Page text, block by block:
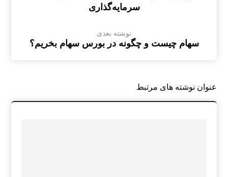
سرمایه‌گذاری
نوشته بعدی
سهام چیست و چگونه در بورس سهام بخریم؟
عنوان ‫نوشته های مرتبط